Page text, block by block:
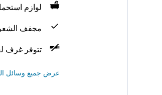
لوازم
مجفف الشعر
تتوفر غرف
عرض جميع وسائل